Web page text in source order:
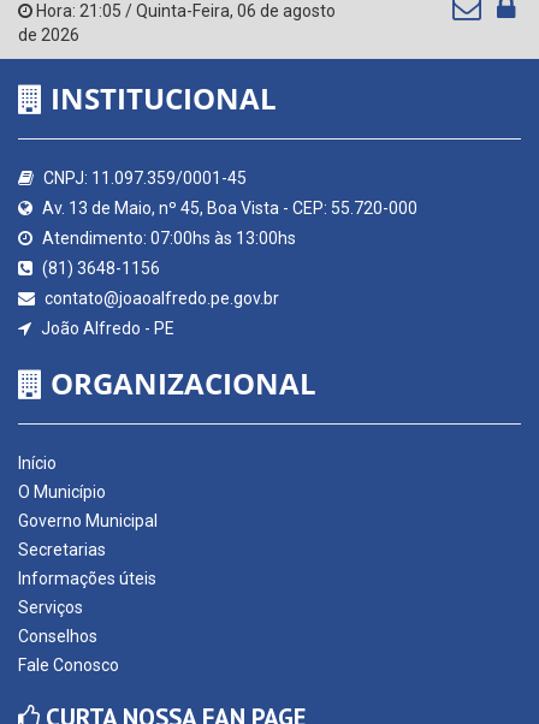
Hora: 21:05 /Quinta-Feira, 06 de agosto
de 2026
INSTITUCIONAL
CNPJ: 11.097.359/0001-45
Av. 13 de Maio, nº 45, Boa Vista - CEP: 55.720-000
Atendimento: 07:00hs às 13:00hs
(81) 3648-1156
contato@joaoalfredo.pe.gov.br
João Alfredo - PE
ORGANIZACIONAL
Início
O Município
Governo Municipal
Secretarias
Informações úteis
Serviços
Conselhos
Fale Conosco